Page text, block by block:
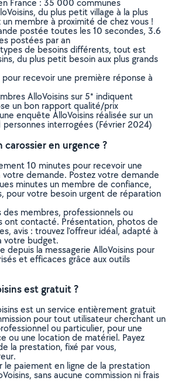
France : 35 000 communes
du plus petit village à la plus
membre à proximité de chez vous !
postée toutes les 10 secondes, 3.6
postées par an
de besoins différents, tout est
du plus petit besoin aux plus grands
pour recevoir une première réponse à
AlloVoisins sur 5* indiquent
un bon rapport qualité/prix
enquête AlloVoisins réalisée sur un
personnes interrogées (Février 2024)
carossier en urgence ?
10 minutes pour recevoir une
demande. Postez votre demande
minutes un membre de confiance,
pour votre besoin urgent de réparation
des membres, professionnels ou
ont contacté. Présentation, photos de
avis : trouvez l'offreur idéal, adapté à
votre budget.
depuis la messagerie AlloVoisins pour
et efficaces grâce aux outils
est gratuit ?
est un service entièrement gratuit
pour tout utilisateur cherchant un
ou particulier, pour une
ou une location de matériel. Payez
la prestation, fixé par vous,
le paiement en ligne de la prestation
sans aucune commission ni frais